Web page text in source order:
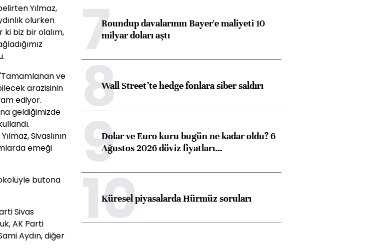
Yılmaz,
olurken
ki biz bir olalım,
ve
arazisinin
ediyor.
geldiğimizde
Sivaslının
emeği
butona
Sivas
AK Parti
Aydın, diğer
7Roundup davalarının Bayer'e maliyeti 10
milyar doları aştı
8Wall Street’te hedge fonlara siber saldırı
9Dolar ve Euro kuru bugün ne kadar oldu? 6
Ağustos 2026 döviz fiyatları…
10
Küresel piyasalarda Hürmüz soruları